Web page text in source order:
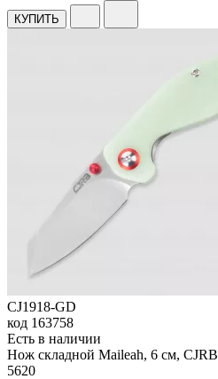
КУПИТЬ
CJ1918-GD
код 163758
Есть в наличии
Нож складной Maileah, 6 см, CJRB
5620